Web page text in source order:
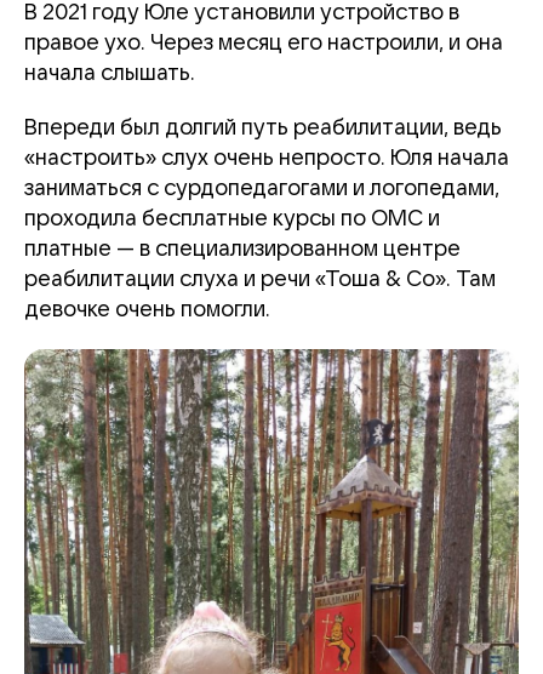
В 2021 году Юле установили устройство в
правое ухо. Через месяц его настроили, и она
начала слышать.
Впереди был долгий путь реабилитации, ведь
«настроить» слух очень непросто. Юля начала
заниматься с сурдопедагогами и логопедами,
проходила бесплатные курсы по ОМС и
платные — в специализированном центре
реабилитации слуха и речи «Тоша & Co». Там
девочке очень помогли.